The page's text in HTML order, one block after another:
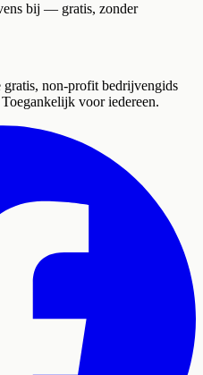
bij — gratis, zonder
non-profit bedrijvengids
voor iedereen.